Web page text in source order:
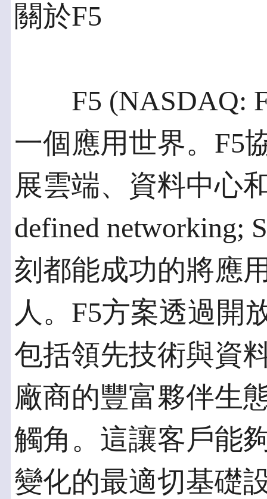
關於F5
F5 (NASDAQ:
一個應用世界。F5
展雲端、資料中心
defined networking;
刻都能成功的將應
人。F5方案透過開
包括領先技術與資
廠商的豐富夥伴生
觸角。這讓客戶能
變化的最適切基礎